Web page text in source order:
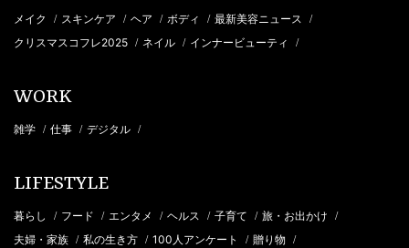
メイク / スキンケア / ヘア / ボディ / 最新美容ニュース /
クリスマスコフレ2025 / ネイル / インナービューティ /
WORK
雑学 / 仕事 / デジタル /
LIFESTYLE
暮らし / フード / エンタメ / ヘルス / 子育て / 旅・お出かけ /
夫婦・家族 / 私の生き方 / 100人アンケート / 贈り物 /